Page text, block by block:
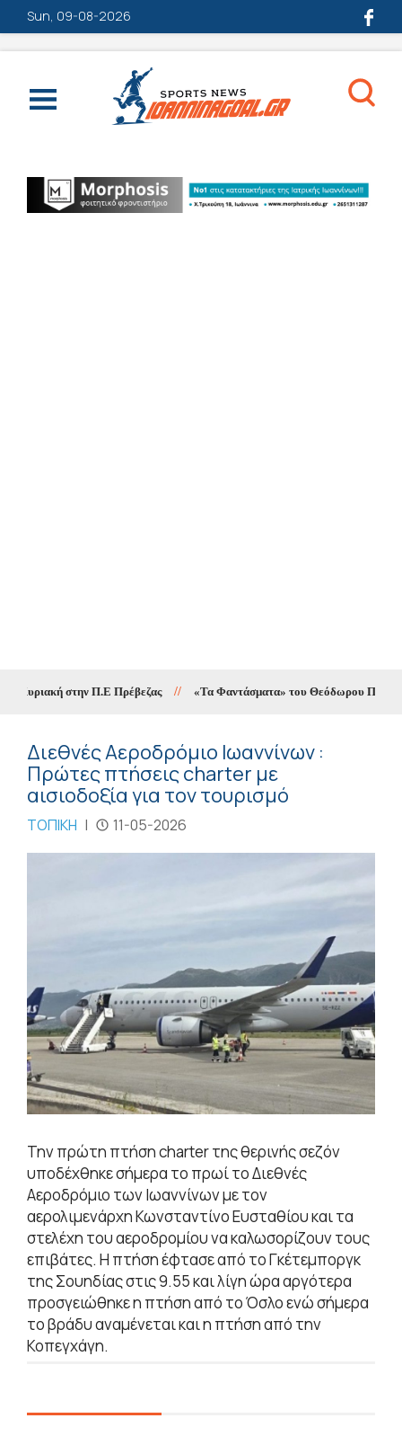
Sun, 09-08-2026
στην Π.Ε Πρέβεζας // «Τα Φαντάσματα» του Θεόδωρου
Διεθνές Αεροδρόμιο Ιωαννίνων :
Πρώτες πτήσεις charter με
αισιοδοξία για τον τουρισμό
ΤΟΠΙΚΗ | 11-05-2026
Την πρώτη πτήση charter της θερινής σεζόν
υποδέχθηκε σήμερα το πρωί το Διεθνές
Αεροδρόμιο των Ιωαννίνων με τον
αερολιμενάρχη Κωνσταντίνο Ευσταθίου και τα
στελέχη του αεροδρομίου να καλωσορίζουν τους
επιβάτες. Η πτήση έφτασε από το Γκέτεμποργκ
της Σουηδίας στις 9.55 και λίγη ώρα αργότερα
προσγειώθηκε η πτήση από το Όσλο ενώ σήμερα
το βράδυ αναμένεται και η πτήση από την
Κοπεγχάγη.